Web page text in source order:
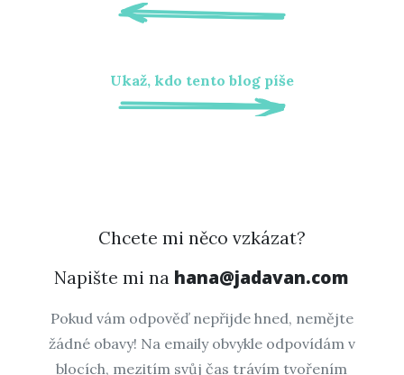
Ukaž, kdo tento blog píše
Chcete mi něco vzkázat?
Napište mi na hana@jadavan.com
Pokud vám odpověď nepřijde hned, nemějte
žádné obavy! Na emaily obvykle odpovídám v
blocích, mezitím svůj čas trávím tvořením